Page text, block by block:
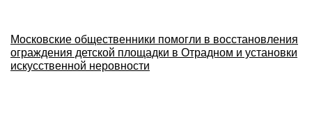
Московские общественники помогли в восстановления
ограждения детской площадки в Отрадном и установки
искусственной неровности